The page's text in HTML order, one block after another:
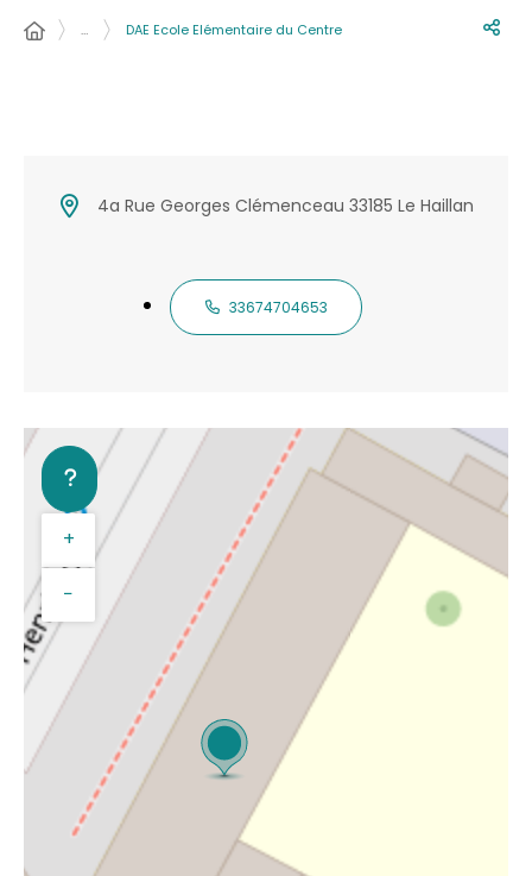
… DAE Ecole Elémentaire du Centre
4a Rue Georges Clémenceau 33185 Le Haillan
33674704653
+
−